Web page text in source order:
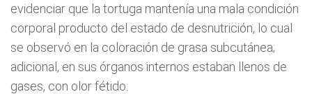
evidenciar que la tortuga mantenía una mala condición
corporal producto del estado de desnutrición, lo cual
se observó en la coloración de grasa subcutánea;
adicional, en sus órganos internos estaban llenos de
gases, con olor fétido.